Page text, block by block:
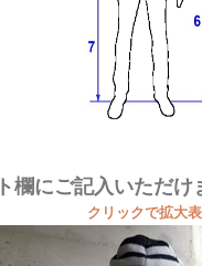
にご記入いただけ
クリックで拡大